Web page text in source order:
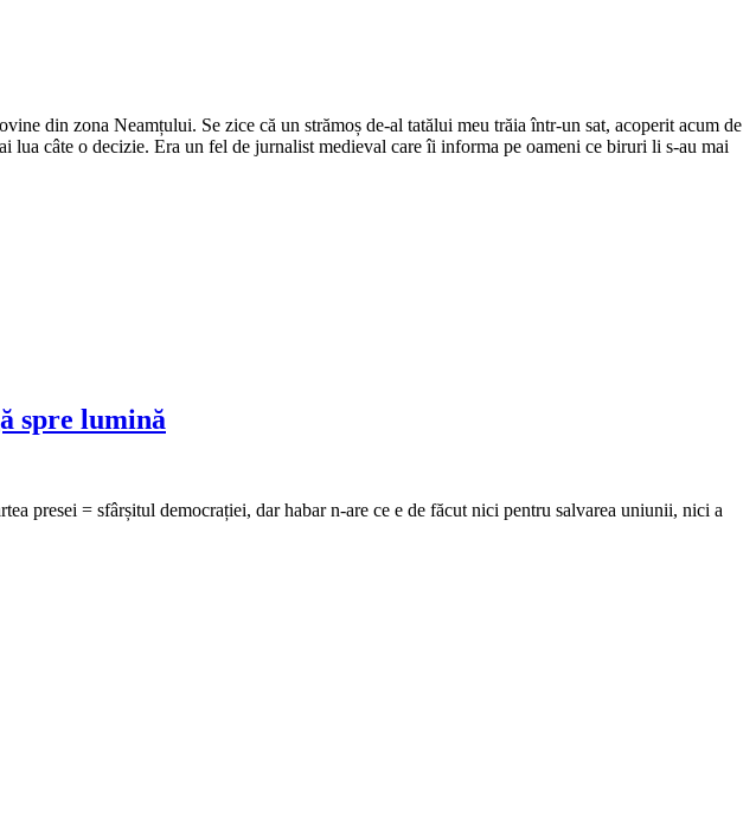
din zona Neamțului. Se zice că un strămoș de-al tatălui meu trăia într-un sat, acoperit acum de
lua câte o decizie. Era un fel de jurnalist medieval care îi informa pe oameni ce biruri li s-au mai
spre lumină
presei = sfârșitul democrației, dar habar n-are ce e de făcut nici pentru salvarea uniunii, nici a